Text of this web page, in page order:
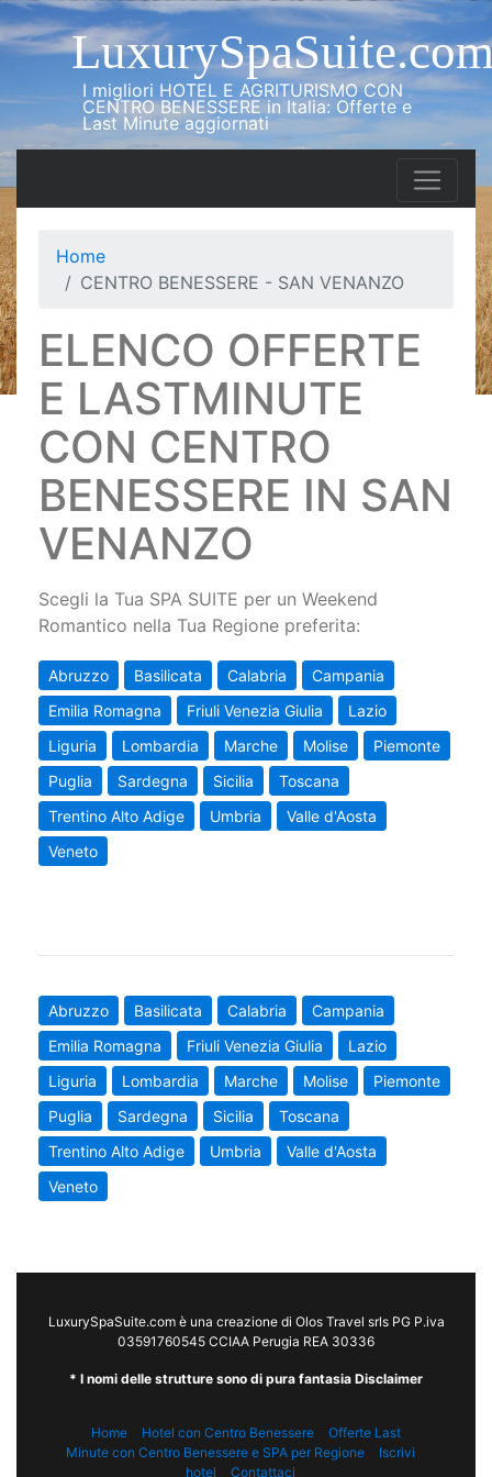
I migliori HOTEL E AGRITURISMO CON
CENTRO BENESSERE in Italia: Offerte e
Last Minute aggiornati
Home
CENTRO BENESSERE - SAN VENANZO
ELENCO OFFERTE
E LASTMINUTE
CON CENTRO
BENESSERE IN SAN
VENANZO
Scegli la Tua SPA SUITE per un Weekend
Romantico nella Tua Regione preferita:
Abruzzo Basilicata Calabria
Campania
Emilia Romagna
Friuli Venezia Giulia
Lazio
Liguria
Lombardia Marche Molise
Piemonte
Puglia
Sardegna Sicilia
Toscana
Trentino Alto Adige
Umbria
Valle d'Aosta
Veneto
Abruzzo Basilicata Calabria
Campania
Emilia Romagna
Friuli Venezia Giulia
Lazio
Liguria
Lombardia Marche Molise
Piemonte
Puglia
Sardegna Sicilia
Toscana
Trentino Alto Adige
Umbria
Valle d'Aosta
Veneto
LuxurySpaSuite.com è una creazione di Olos Travel srls PG P.iva
03591760545 CCIAA Perugia REA 30336
* I nomi delle strutture sono di pura fantasia Disclaimer
Home Hotel con Centro Benessere
Offerte Last
Minute con Centro Benessere e SPA per Regione
Iscrivi
hotel
Contattaci